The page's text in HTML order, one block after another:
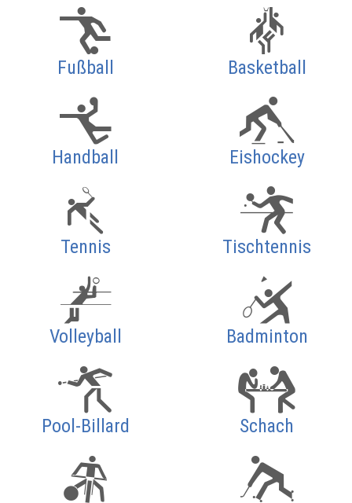
Fußball Basketball
Handball Eishockey
Tennis Tischtennis
Volleyball Badminton
Pool-Billard Schach